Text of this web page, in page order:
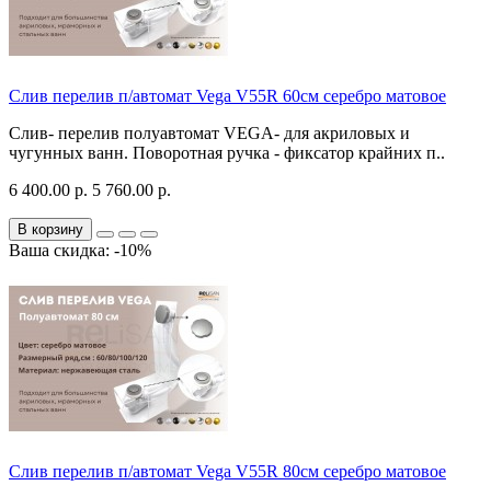
Слив перелив п/автомат Vega V55R 60см серебро матовое
Слив- перелив полуавтомат VEGA- для акриловых и
чугунных ванн. Поворотная ручка - фиксатор крайних п..
6 400.00 р. 5 760.00 р.
В корзину
Ваша скидка: -10%
Слив перелив п/автомат Vega V55R 80см серебро матовое